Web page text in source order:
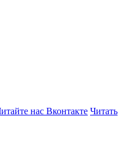
нас Вконтакте Читать